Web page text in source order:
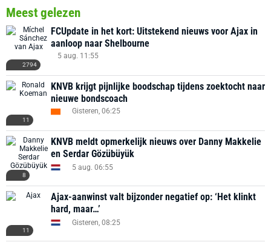
Meest gelezen
2794
FCUpdate in het kort: Uitstekend nieuws voor Ajax in
aanloop naar Shelbourne
5 aug. 11:55
11
KNVB krijgt pijnlijke boodschap tijdens zoektocht naar
nieuwe bondscoach
Gisteren, 06:25
8
KNVB meldt opmerkelijk nieuws over Danny Makkelie
en Serdar Gözübüyük
5 aug. 06:55
11
Ajax-aanwinst valt bijzonder negatief op: ‘Het klinkt
hard, maar…’
Gisteren, 08:25